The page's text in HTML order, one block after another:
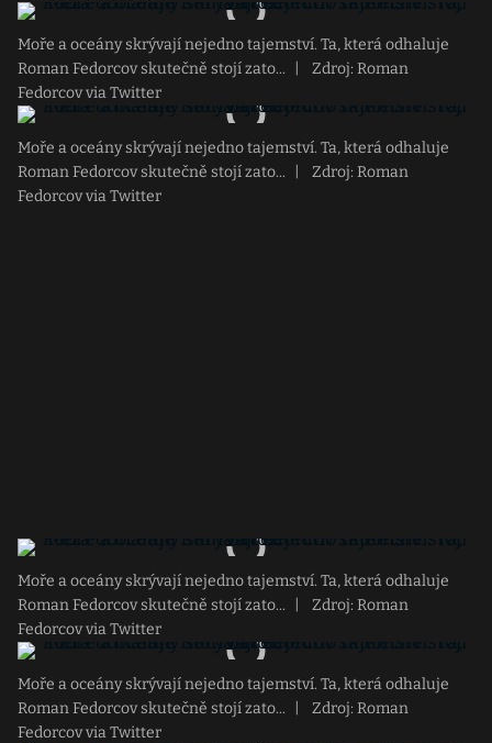
Moře a oceány skrývají nejedno tajemství. Ta, která odhaluje
Roman Fedorcov skutečně stojí zato...
Zdroj: Roman
Fedorcov via Twitter
Moře a oceány skrývají nejedno tajemství. Ta, která odhaluje
Roman Fedorcov skutečně stojí zato...
Zdroj: Roman
Fedorcov via Twitter
Moře a oceány skrývají nejedno tajemství. Ta, která odhaluje
Roman Fedorcov skutečně stojí zato...
Zdroj: Roman
Fedorcov via Twitter
Moře a oceány skrývají nejedno tajemství. Ta, která odhaluje
Roman Fedorcov skutečně stojí zato...
Zdroj: Roman
Fedorcov via Twitter